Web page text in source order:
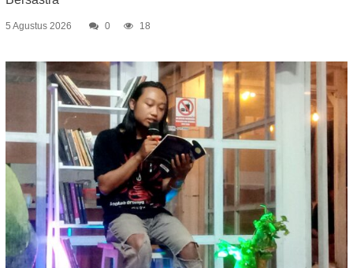
5 Agustus 2026 0 18